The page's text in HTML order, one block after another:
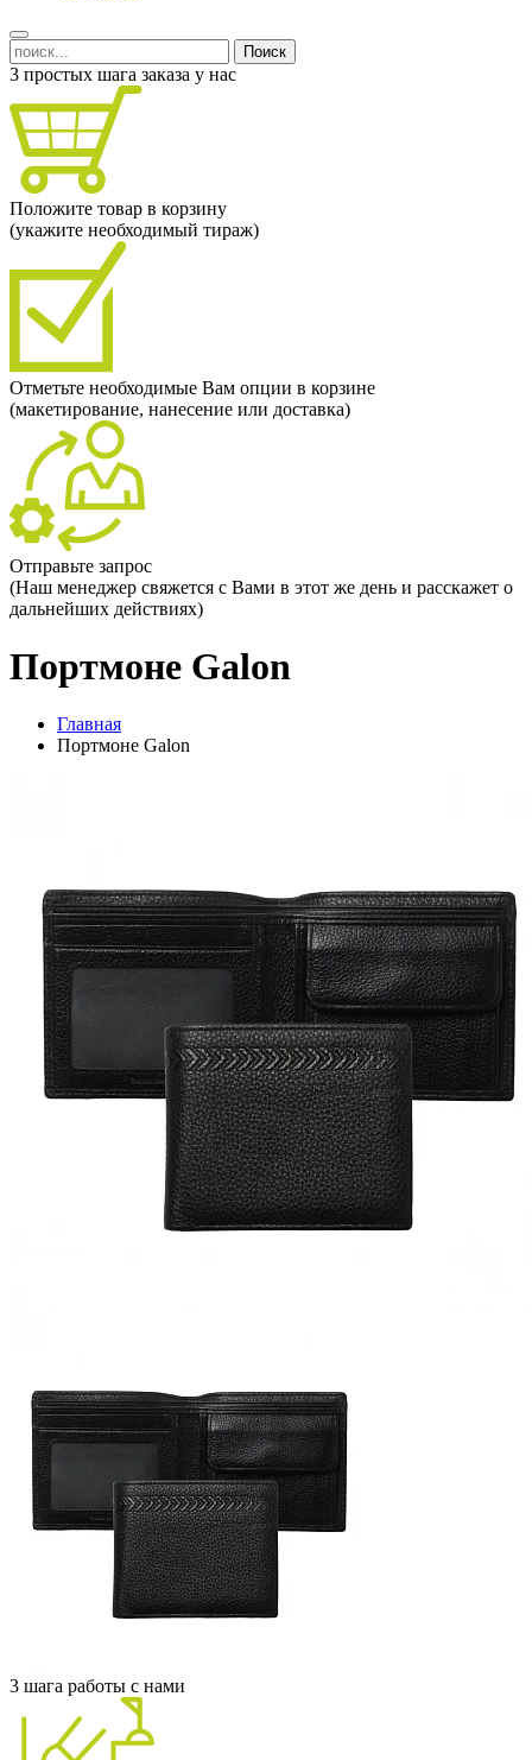
Поиск
3 простых шага заказа у нас
Положите товар в корзину
(укажите необходимый тираж)
Отметьте необходимые Вам опции в корзине
(макетирование, нанесение или доставка)
Отправьте запрос
(Наш менеджер свяжется с Вами в этот же день и расскажет о
дальнейших действиях)
Портмоне Galon
Главная
Портмоне Galon
3 шага работы с нами